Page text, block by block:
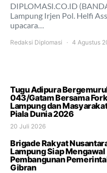
DIPLOMASI.CO.ID
Lampung Irjen Pol. Helfi
upacara…
Redaksi Diplomasi 4 Agustus
Tugu Adipura
043/Gatam Bersama
Lampung dan
Piala Dunia 2026
20 Juli 2026
Brigade Rakyat
Lampung Siap Mengawal
Pembangunan
Gibran